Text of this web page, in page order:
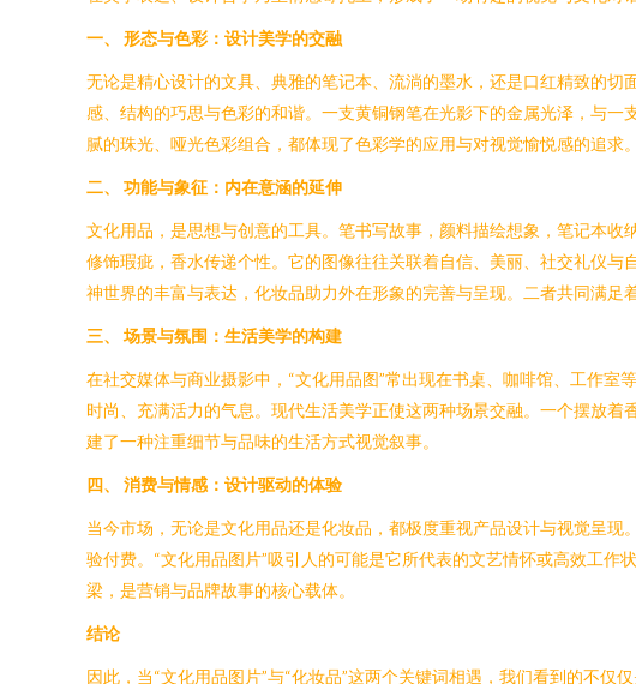
一、 形态与色彩：设计美学的交融
无论是精心设计的文具、典雅的笔记本、流淌的墨水，还是口红精致的
感、结构的巧思与色彩的和谐。一支黄铜钢笔在光影下的金属光泽，与
腻的珠光、哑光色彩组合，都体现了色彩学的应用与对视觉愉悦感的追求
二、 功能与象征：内在意涵的延伸
文化用品，是思想与创意的工具。笔书写故事，颜料描绘想象，笔记本
修饰瑕疵，香水传递个性。它的图像往往关联着自信、美丽、社交礼仪与
神世界的丰富与表达，化妆品助力外在形象的完善与呈现。二者共同满足
三、 场景与氛围：生活美学的构建
在社交媒体与商业摄影中，“文化用品图”常出现在书桌、咖啡馆、工作
时尚、充满活力的气息。现代生活美学正使这两种场景交融。一个摆放
建了一种注重细节与品味的生活方式视觉叙事。
四、 消费与情感：设计驱动的体验
当今市场，无论是文化用品还是化妆品，都极度重视产品设计与视觉呈
验付费。“文化用品图片”吸引人的可能是它所代表的文艺情怀或高效工
梁，是营销与品牌故事的核心载体。
结论
因此，当“文化用品图片”与“化妆品”这两个关键词相遇，我们看到的不